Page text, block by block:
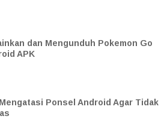
dan Mengunduh Pokemon Go
APK
Ponsel Android Agar Tidak